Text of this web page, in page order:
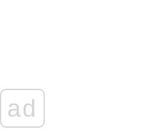
ad